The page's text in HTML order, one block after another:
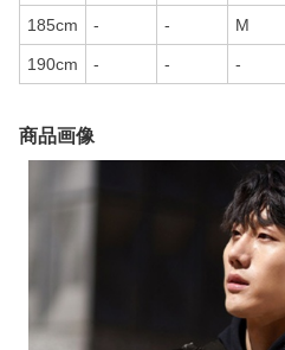
185cm - - M
190cm - - -
商品画像